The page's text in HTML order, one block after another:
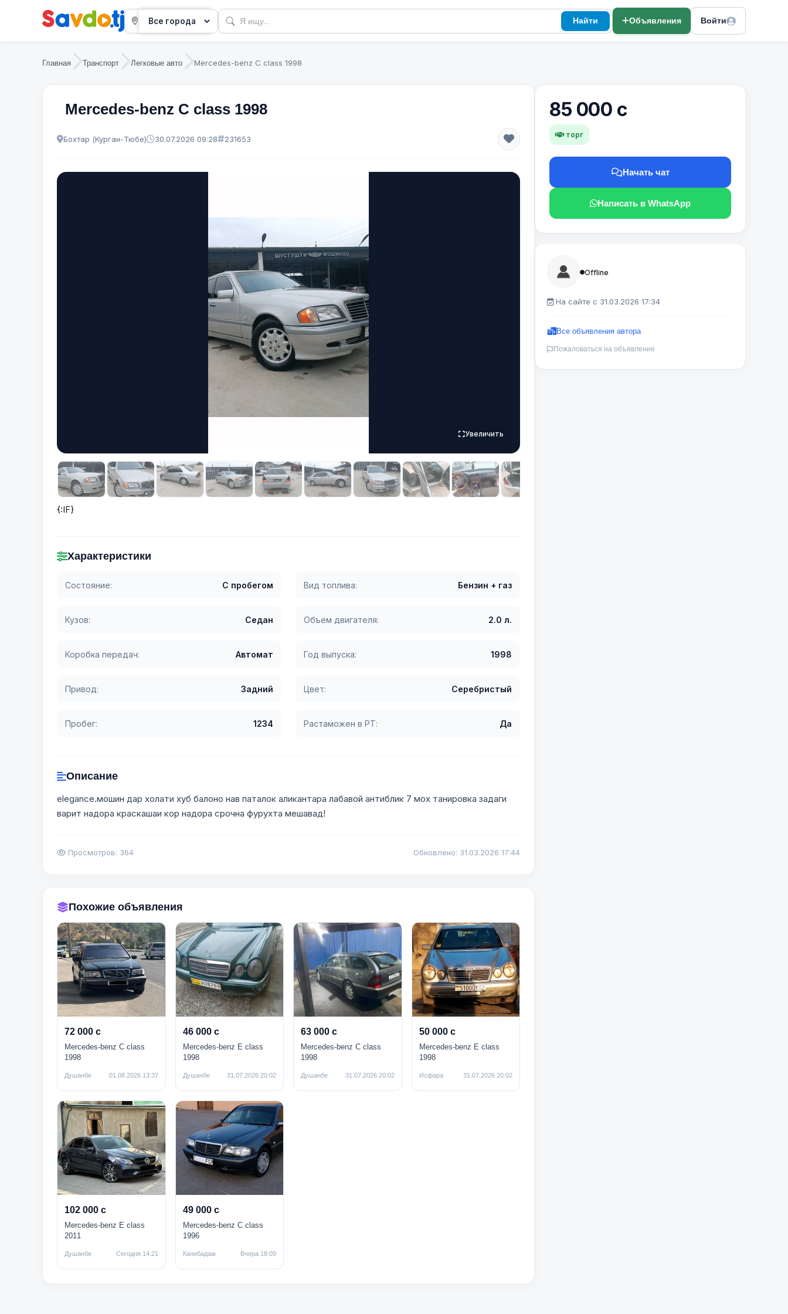
Найти Объявления Войти
Главная Транспорт Легковые авто Mercedes-benz C class 1998
Mercedes-benz C class 1998
Бохтар (Курган-Тюбе) 30.07.2026 09:28 231653
Увеличить
{:IF}
Характеристики
Состояние: С пробегом Вид топлива: Бензин + газ
Кузов: Седан Объем двигателя: 2.0 л.
Коробка передач: Автомат Год выпуска: 1998
Привод: Задний Цвет: Серебристый
Пробег: 1234 Растаможен в РТ: Да
Описание
elegance.мошин дар холати хуб балоно нав паталок аликантара лабавой антиблик 7 мох танировка задаги
варит надора краскашаи кор надора срочна фурухта мешавад!
Просмотров: 364 Обновлено: 31.03.2026 17:44
Похожие объявления
72 000 с
Mercedes-benz C class
1998
Душанбе 01.08.2026 13:37
46 000 с
Mercedes-benz E class
1998
Душанбе 31.07.2026 20:02
63 000 с
Mercedes-benz C class
1998
Душанбе 31.07.2026 20:02
50 000 с
Mercedes-benz E class
1998
Исфара 31.07.2026 20:02
102 000 с
Mercedes-benz E class
2011
Душанбе Сегодня 14:21
49 000 с
Mercedes-benz C class
1996
Канибадам Вчера 18:09
85 000 с
торг
Начать чат
Написать в WhatsApp
Offline
На сайте с 31.03.2026 17:34
Все объявления автора
Пожаловаться на объявление